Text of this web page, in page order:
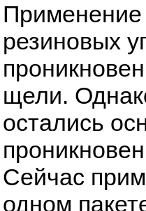
Применение
резиновых
щели.
остались
Сейчас
одном